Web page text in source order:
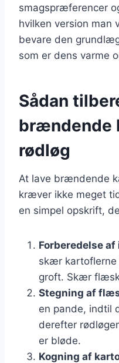
smagspræferencer
hvilken version
bevare den
som er dens varme
Sådan
brændende
rødløg
At lave brændende
kræver ikke meget
en simpel opskrift,
Forberedelse
skær kartoflerne
groft. Skær
Stegning af
en pande, indtil
derefter
er bløde.
Kogning af